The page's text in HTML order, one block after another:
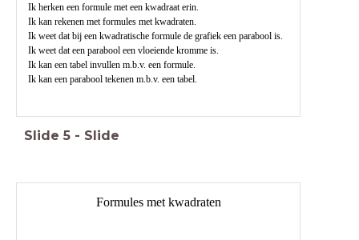
Ik herken een formule met een kwadraat erin.
Ik kan rekenen met formules met kwadraten.
Ik weet dat bij een kwadratische formule de grafiek een parabool is.
Ik weet dat een parabool een vloeiende kromme is.
Ik kan een tabel invullen m.b.v. een formule.
Ik kan een parabool tekenen m.b.v. een tabel.
Slide 5 - Slide
Formules met kwadraten